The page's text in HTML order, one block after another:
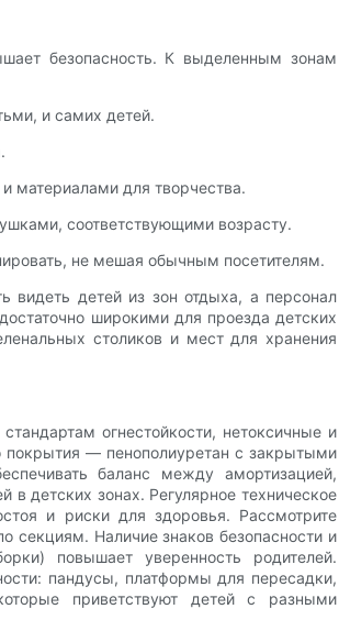
безопасность. К выделенным зонам
и самих детей.
материалами для творчества.
соответствующими возрасту.
не мешая обычным посетителям.
видеть детей из зон отдыха, а персонал
широкими для проезда детских
столиков и мест для хранения
огнестойкости, нетоксичные и
покрытия — пенополиуретан с закрытыми
баланс между амортизацией,
в детских зонах. Регулярное техническое
и риски для здоровья. Рассмотрите
секциям. Наличие знаков безопасности и
повышает уверенность родителей.
пандусы, платформы для пересадки,
приветствуют детей с разными